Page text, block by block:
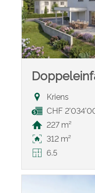
Kriens
CHF
227 m²
312 m²
6.5